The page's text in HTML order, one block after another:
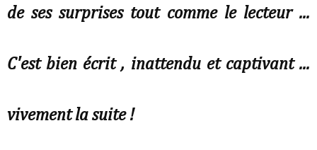
de ses surprises tout comme le lecteur ...
C'est bien écrit , inattendu et captivant ...
vivement la suite !